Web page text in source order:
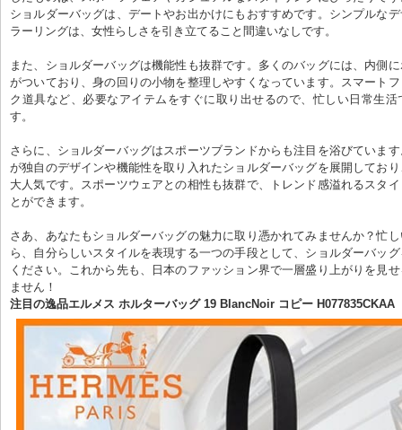
ショルダーバッグは、デートやお出かけにもおすすめです。シンプルな
ラーリングは、女性らしさを引き立てること間違いなしです。
また、ショルダーバッグは機能性も抜群です。多くのバッグには、内側
がついており、身の回りの小物を整理しやすくなっています。スマート
ク道具など、必要なアイテムをすぐに取り出せるので、忙しい日常生活
す。
さらに、ショルダーバッグはスポーツブランドからも注目を浴びていま
が独自のデザインや機能性を取り入れたショルダーバッグを展開してお
大人気です。スポーツウェアとの相性も抜群で、トレンド感溢れるスタ
とができます。
さあ、あなたもショルダーバッグの魅力に取り憑かれてみませんか？忙
ら、自分らしいスタイルを表現する一つの手段として、ショルダーバッ
ください。これから先も、日本のファッション界で一層盛り上がりを見
ません！
注目の逸品エルメス ホルターバッグ 19 BlancNoir コピー H077835CKAA